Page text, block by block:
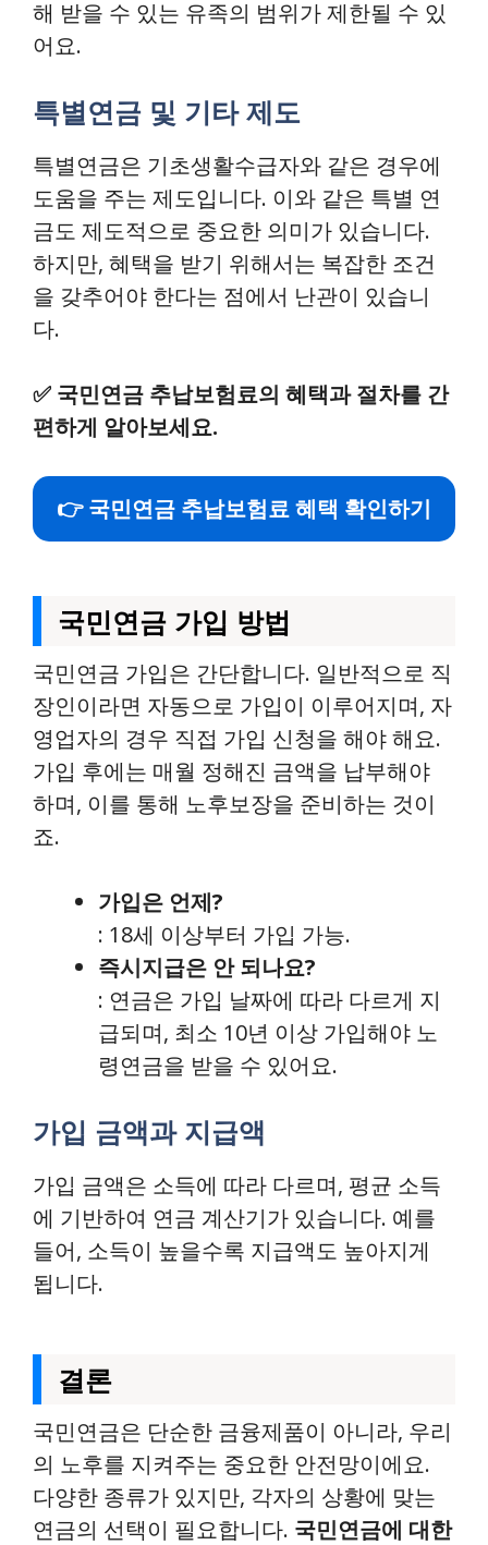
해 받을 수 있는 유족의 범위가 제한될 수 있
어요.
특별연금 및 기타 제도
특별연금은 기초생활수급자와 같은 경우에
도움을 주는 제도입니다. 이와 같은 특별 연
금도 제도적으로 중요한 의미가 있습니다.
하지만, 혜택을 받기 위해서는 복잡한 조건
을 갖추어야 한다는 점에서 난관이 있습니
다.
✅ 국민연금 추납보험료의 혜택과 절차를 간
편하게 알아보세요.
👉 국민연금 추납보험료 혜택 확인하기
국민연금 가입 방법
국민연금 가입은 간단합니다. 일반적으로 직
장인이라면 자동으로 가입이 이루어지며, 자
영업자의 경우 직접 가입 신청을 해야 해요.
가입 후에는 매월 정해진 금액을 납부해야
하며, 이를 통해 노후보장을 준비하는 것이
죠.
가입은 언제?
: 18세 이상부터 가입 가능.
즉시지급은 안 되나요?
: 연금은 가입 날짜에 따라 다르게 지
급되며, 최소 10년 이상 가입해야 노
령연금을 받을 수 있어요.
가입 금액과 지급액
가입 금액은 소득에 따라 다르며, 평균 소득
에 기반하여 연금 계산기가 있습니다. 예를
들어, 소득이 높을수록 지급액도 높아지게
됩니다.
결론
국민연금은 단순한 금융제품이 아니라, 우리
의 노후를 지켜주는 중요한 안전망이에요.
다양한 종류가 있지만, 각자의 상황에 맞는
연금의 선택이 필요합니다. 국민연금에 대한